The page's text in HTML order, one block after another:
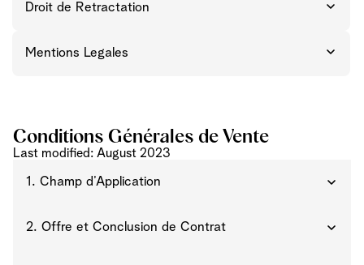
Droit de Retractation
Mentions Legales
Conditions Générales de Vente
Last modified: August 2023
1. Champ d’Application
2. Offre et Conclusion de Contrat